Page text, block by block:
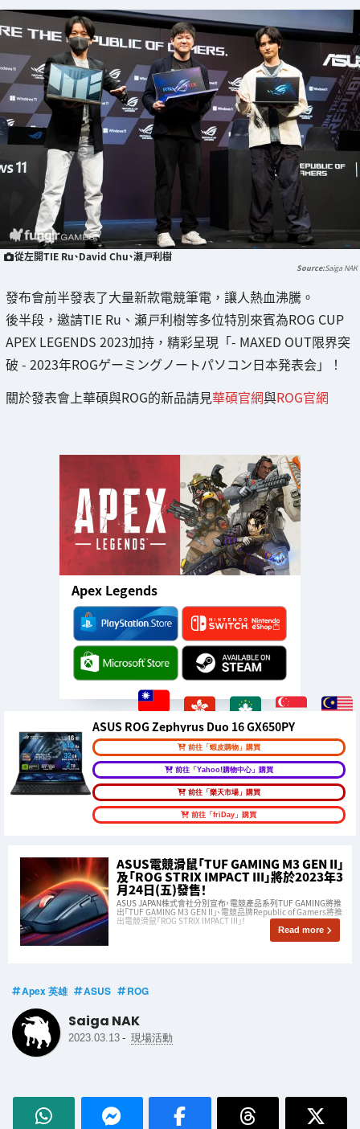
從左開TIE Ru、David Chu、瀬戸利樹
Saiga NAK
發布會前半發表了大量新款電競筆電，讓人熱血沸騰。
後半段，邀請TIE Ru、瀬戸利樹等多位特別來賓為ROG CUP
APEX LEGENDS 2023加持，精彩呈現「- MAXED OUT限界突
破 - 2023年ROGゲーミングノートパソコン日本発表会」！
關於發表會上華碩與ROG的新品請見華碩官網與ROG官網
Apex Legends
ASUS ROG Zephyrus Duo 16 GX650PY
前往「蝦皮購物」購買
前往「Yahoo!購物中心」購買
前往「樂天市場」購買
前往「friDay」購買
ASUS電競滑鼠「TUF GAMING M3 GEN II」
及「ROG STRIX IMPACT III」將於2023年3
月24日(五)發售！
ASUS JAPAN株式會社分別宣布，電競產品系列TUF GAMING將推
出「TUF GAMING M3 GEN II」、電競品牌Republic of Gamers將推
出電競滑鼠「ROG STRIX IMPACT III」！
Read more
Apex 英雄 ASUS ROG
Saiga NAK
2023.03.13 - 現場活動